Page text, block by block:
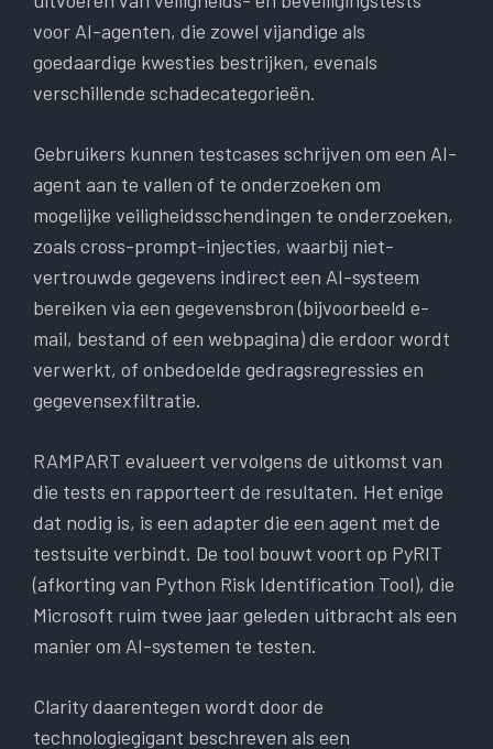
voor AI-agenten, die zowel vijandige als
goedaardige kwesties bestrijken, evenals
verschillende schadecategorieën.
Gebruikers kunnen testcases schrijven om een ​​AI-
agent aan te vallen of te onderzoeken om
mogelijke veiligheidsschendingen te onderzoeken,
zoals cross-prompt-injecties, waarbij niet-
vertrouwde gegevens indirect een AI-systeem
bereiken via een gegevensbron (bijvoorbeeld e-
mail, bestand of een webpagina) die erdoor wordt
verwerkt, of onbedoelde gedragsregressies en
gegevensexfiltratie.
RAMPART evalueert vervolgens de uitkomst van
die tests en rapporteert de resultaten. Het enige
dat nodig is, is een adapter die een agent met de
testsuite verbindt. De tool bouwt voort op PyRIT
(afkorting van Python Risk Identification Tool), die
Microsoft ruim twee jaar geleden uitbracht als een
manier om AI-systemen te testen.
Clarity daarentegen wordt door de
technologiegigant beschreven als een